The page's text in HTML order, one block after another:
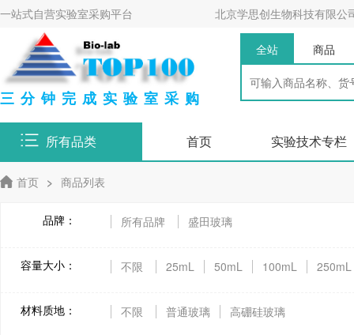
一站式自营实验室采购平台 北京学思创生物科技有限公
三分钟完成实验室采购
全站 商品
所有品类 首页 实验技术专栏
首页 > 商品列表
品牌： 所有品牌 盛田玻璃
容量大小： 不限 25mL 50mL 100mL 250mL
材料质地： 不限 普通玻璃 高硼硅玻璃